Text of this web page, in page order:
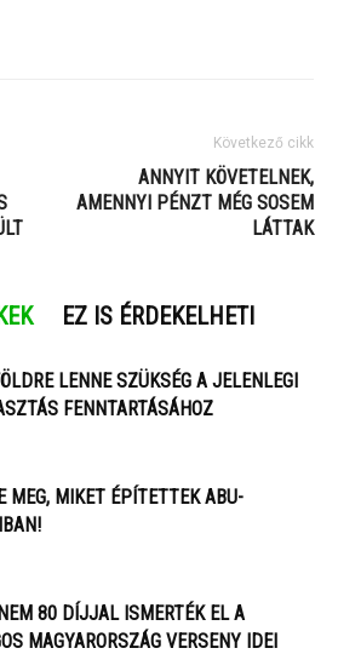
Következő cikk
ANNYIT KÖVETELNEK,
AMENNYI PÉNZT MÉG SOSEM
LÁTTAK
EZ IS ÉRDEKELHETI
LENNE SZÜKSÉG A JELENLEGI
FENNTARTÁSÁHOZ
MEG, MIKET ÉPÍTETTEK ABU-
80 DÍJJAL ISMERTÉK EL A
MAGYARORSZÁG VERSENY IDEI